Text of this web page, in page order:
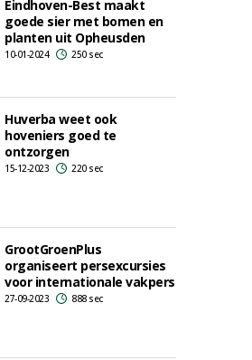
Eindhoven-Best maakt
goede sier met bomen en
planten uit Opheusden
10-01-2024 250 sec
Huverba weet ook
hoveniers goed te
ontzorgen
15-12-2023 220 sec
GrootGroenPlus
organiseert persexcursies
voor internationale vakpers
27-09-2023 888 sec